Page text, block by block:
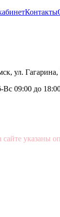
Контакты
ул. Гагарина,
Вс 09:00 до
указаны